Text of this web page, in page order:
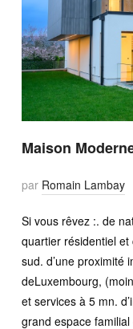
Maison
par Romain Lambay
Si vous rêvez :. de
quartier résidentiel et
sud. d’une proximité
deLuxembourg,
et services à 5 mn.
grand espace